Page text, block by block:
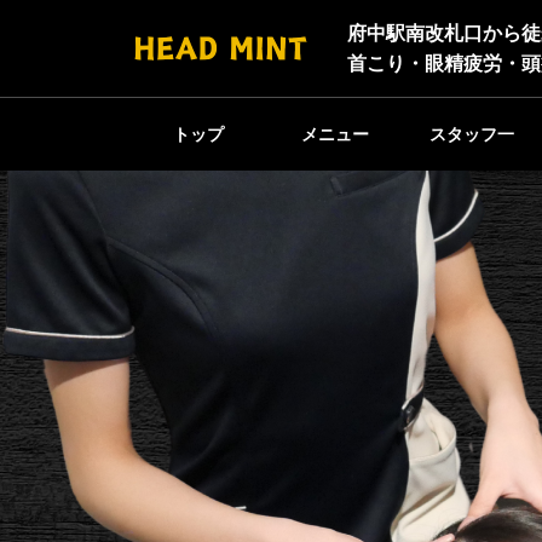
府中駅南改札口から
首こり・眼精疲労・
トップ メニュー スタッフ一
覧